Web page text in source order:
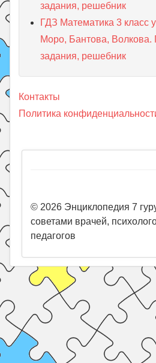
задания, решебник
ГДЗ Математика 3 класс
Моро, Бантова, Волкова.
задания, решебник
Контакты
Политика
© 2026 Энциклопедия 7
советами врачей,
педагогов